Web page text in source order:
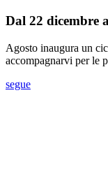
Dal 22 dicembre
Agosto inaugura un
accompagnarvi per le
segue